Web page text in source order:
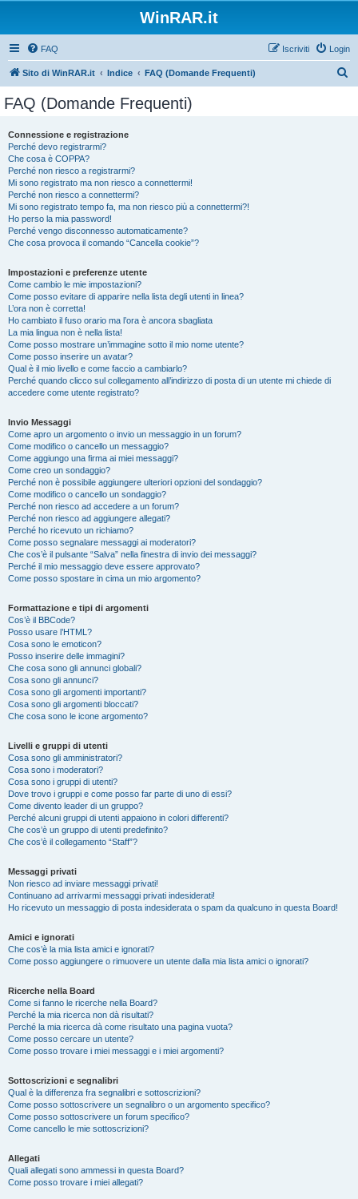
WinRAR.it
FAQ Login
Iscriviti
Sito di WinRAR.it Indice FAQ (Domande Frequenti)
FAQ (Domande Frequenti)
Connessione e registrazione
Perché devo registrarmi?
Che cosa è COPPA?
Perché non riesco a registrarmi?
Mi sono registrato ma non riesco a connettermi!
Perché non riesco a connettermi?
Mi sono registrato tempo fa, ma non riesco più a connettermi?!
Ho perso la mia password!
Perché vengo disconnesso automaticamente?
Che cosa provoca il comando “Cancella cookie”?
Impostazioni e preferenze utente
Come cambio le mie impostazioni?
Come posso evitare di apparire nella lista degli utenti in linea?
L’ora non è corretta!
Ho cambiato il fuso orario ma l’ora è ancora sbagliata
La mia lingua non è nella lista!
Come posso mostrare un’immagine sotto il mio nome utente?
Come posso inserire un avatar?
Qual è il mio livello e come faccio a cambiarlo?
Perché quando clicco sul collegamento all’indirizzo di posta di un utente mi chiede di
accedere come utente registrato?
Invio Messaggi
Come apro un argomento o invio un messaggio in un forum?
Come modifico o cancello un messaggio?
Come aggiungo una firma ai miei messaggi?
Come creo un sondaggio?
Perché non è possibile aggiungere ulteriori opzioni del sondaggio?
Come modifico o cancello un sondaggio?
Perché non riesco ad accedere a un forum?
Perché non riesco ad aggiungere allegati?
Perché ho ricevuto un richiamo?
Come posso segnalare messaggi ai moderatori?
Che cos’è il pulsante “Salva” nella finestra di invio dei messaggi?
Perché il mio messaggio deve essere approvato?
Come posso spostare in cima un mio argomento?
Formattazione e tipi di argomenti
Cos’è il BBCode?
Posso usare l’HTML?
Cosa sono le emoticon?
Posso inserire delle immagini?
Che cosa sono gli annunci globali?
Cosa sono gli annunci?
Cosa sono gli argomenti importanti?
Cosa sono gli argomenti bloccati?
Che cosa sono le icone argomento?
Livelli e gruppi di utenti
Cosa sono gli amministratori?
Cosa sono i moderatori?
Cosa sono i gruppi di utenti?
Dove trovo i gruppi e come posso far parte di uno di essi?
Come divento leader di un gruppo?
Perché alcuni gruppi di utenti appaiono in colori differenti?
Che cos’è un gruppo di utenti predefinito?
Che cos’è il collegamento “Staff”?
Messaggi privati
Non riesco ad inviare messaggi privati!
Continuano ad arrivarmi messaggi privati indesiderati!
Ho ricevuto un messaggio di posta indesiderata o spam da qualcuno in questa Board!
Amici e ignorati
Che cos’è la mia lista amici e ignorati?
Come posso aggiungere o rimuovere un utente dalla mia lista amici o ignorati?
Ricerche nella Board
Come si fanno le ricerche nella Board?
Perché la mia ricerca non dà risultati?
Perché la mia ricerca dà come risultato una pagina vuota?
Come posso cercare un utente?
Come posso trovare i miei messaggi e i miei argomenti?
Sottoscrizioni e segnalibri
Qual è la differenza fra segnalibri e sottoscrizioni?
Come posso sottoscrivere un segnalibro o un argomento specifico?
Come posso sottoscrivere un forum specifico?
Come cancello le mie sottoscrizioni?
Allegati
Quali allegati sono ammessi in questa Board?
Come posso trovare i miei allegati?